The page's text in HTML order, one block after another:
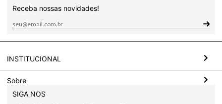
Receba nossas novidades!
INSTITUCIONAL
Sobre
SIGA NOS